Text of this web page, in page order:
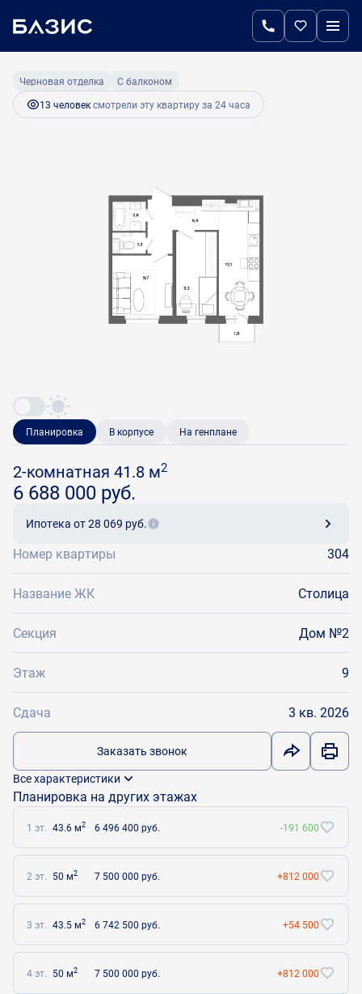
2-комнатная 6 688 000 руб.
Ипотекаот 28 069 руб.
Черновая отделка
С балконом
13 человексмотрели эту квартиру за 24 часа
Планировка В корпусе На генплане
2-комнатная 41.8 м2
6 688 000 руб.
Ипотека от 28 069 руб.
Номер квартиры 304
Название ЖК Столица
Секция Дом №2
Этаж 9
Сдача 3 кв. 2026
Заказать звонок
Все характеристики
Планировка на других этажах
1 эт. 43.6 м2 6 496 400 руб. -191 600
2 эт. 50 м2 7 500 000 руб. +812 000
3 эт. 43.5 м2 6 742 500 руб. +54 500
4 эт. 50 м2 7 500 000 руб. +812 000